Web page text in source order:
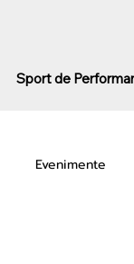
Sport de
Evenimente